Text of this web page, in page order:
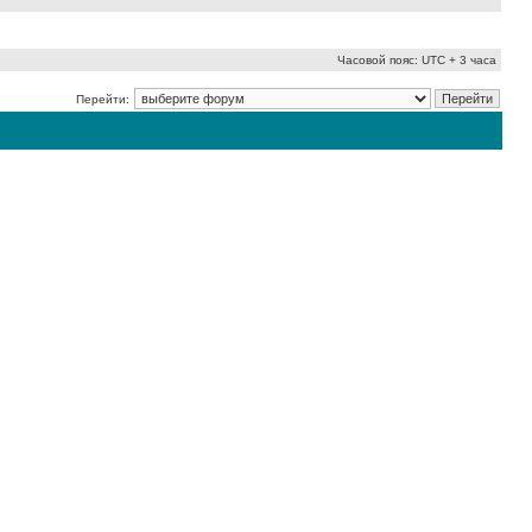
Часовой пояс: UTC + 3 часа
Перейти: